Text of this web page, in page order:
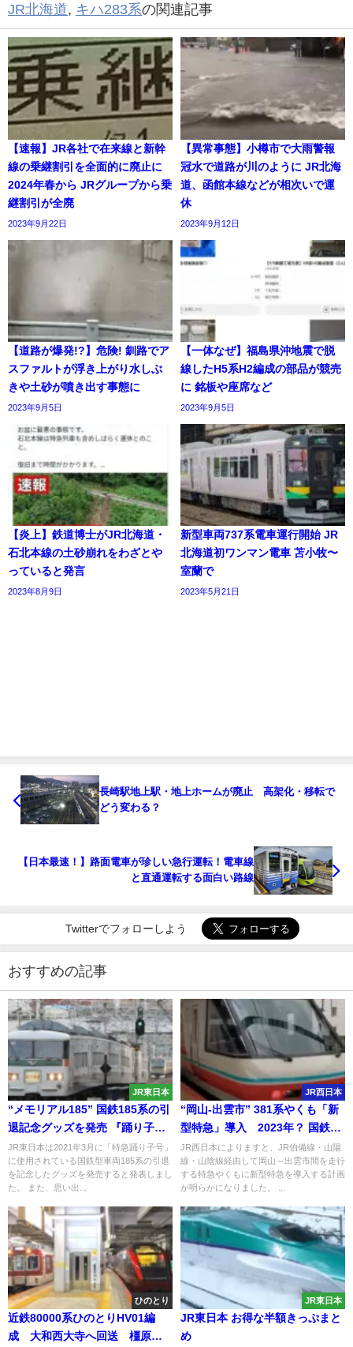
JR北海道, キハ283系の関連記事
【速報】JR各社で在来線と新幹
線の乗継割引を全面的に廃止に
2024年春から JRグループから乗
継割引が全廃
2023年9月22日
【異常事態】小樽市で大雨警報
冠水で道路が川のように JR北海
道、函館本線などが相次いで運
休
2023年9月12日
【道路が爆発!?】危険! 釧路でア
スファルトが浮き上がり水しぶ
きや土砂が噴き出す事態に
2023年9月5日
【一体なぜ】福島県沖地震で脱
線したH5系H2編成の部品が競売
に 銘板や座席など
2023年9月5日
【炎上】鉄道博士がJR北海道・
石北本線の土砂崩れをわざとや
っていると発言
2023年8月9日
新型車両737系電車運行開始 JR
北海道初ワンマン電車 苫小牧〜
室蘭で
2023年5月21日
長崎駅地上駅・地上ホームが廃止 高架化・移転で
どう変わる？
【日本最速！】路面電車が珍しい急行運転！電車線
と直通運転する面白い路線
Twitterでフォローしよう
おすすめの記事
JR東日本
“メモリアル185” 国鉄185系の引
退記念グッズを発売 『踊り子』
だけじゃない「思い出の特急」
JR東日本は2021年3月に「特急踊り子号」
に使用されている国鉄型車両185系の引退
を記念したグッズを発売すると発表しまし
た。 また、思い出...
JR西日本
“岡山-出雲市” 381系やくも「新
型特急」導入 2023年？ 国鉄の
『振り子特急』引退へ
JR西日本によりますと、JR伯備線・山陽
線・山陰線経由して岡山～出雲市間を走行
する特急やくもに新型特急を導入する計画
が明らかになりました。 ...
ひのとり
近鉄80000系ひのとりHV01編
成 大和西大寺へ回送 橿原線
JR東日本
JR東日本 お得な半額きっぷまと
め